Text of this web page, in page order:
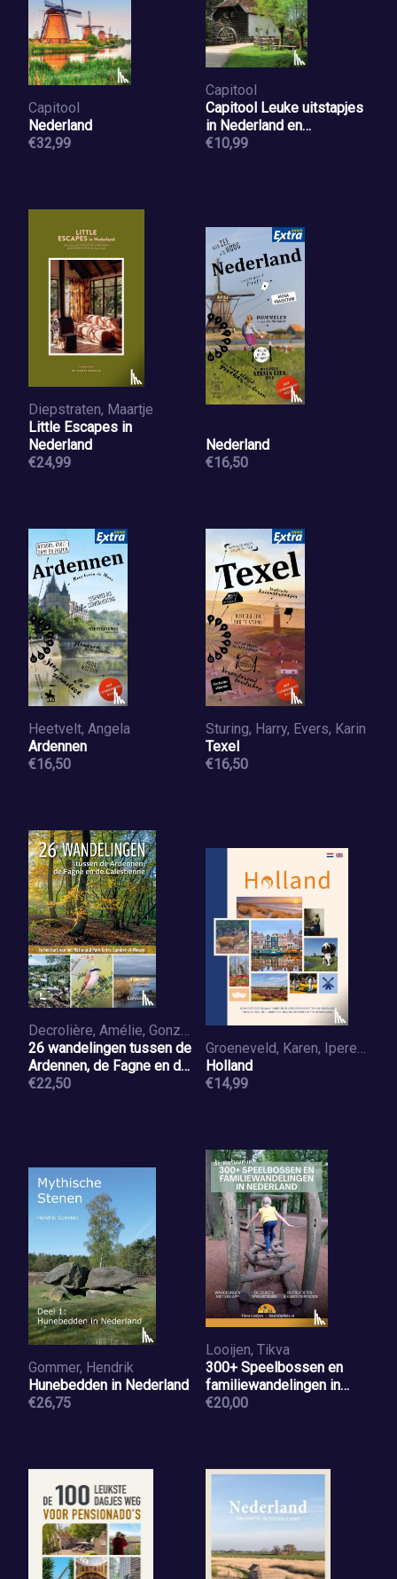
Capitool
Nederland
€32,99
Capitool
Capitool Leuke uitstapjes
in Nederland en
Vlaanderen
€10,99
Diepstraten, Maartje
Little Escapes in
Nederland
€24,99
Nederland
€16,50
Heetvelt, Angela
Ardennen
€16,50
Sturing, Harry, Evers, Karin
Texel
€16,50
Decrolière, Amélie, Gonze, Maxime, Collette, Martin
26 wandelingen tussen de
Ardennen, de Fagne en de
Calestienne
€22,50
Groeneveld, Karen, Iperen, Saskia van, Koster, Joyce, Zwaan, Nelly de
Holland
€14,99
Gommer, Hendrik
Hunebedden in Nederland
€26,75
Looijen, Tikva
300+ Speelbossen en
familiewandelingen in
Nederland
€20,00